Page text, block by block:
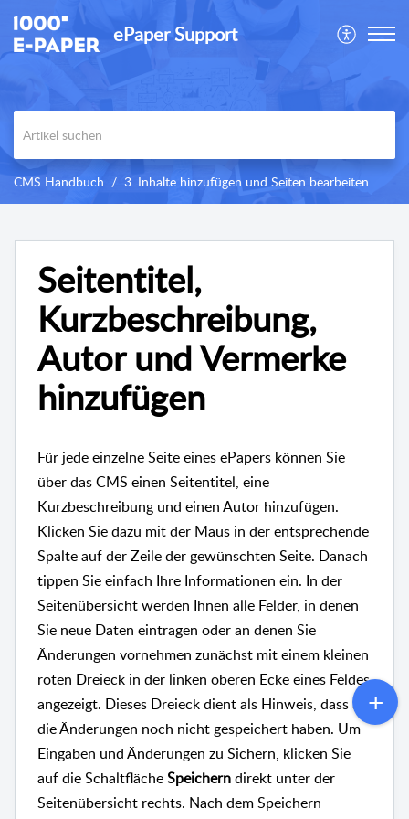
ePaper Support
CMS Handbuch 3. Inhalte hinzufügen und Seiten bearbeiten
Seitentitel,
Kurzbeschreibung,
Autor und Vermerke
hinzufügen
Für jede einzelne Seite eines ePapers können Sie
über das CMS einen Seitentitel, eine
Kurzbeschreibung und einen Autor hinzufügen.
Klicken Sie dazu mit der Maus in der entsprechende
Spalte auf der Zeile der gewünschten Seite. Danach
tippen Sie einfach Ihre Informationen ein. In der
Seitenübersicht werden Ihnen alle Felder, in denen
Sie neue Daten eintragen oder an denen Sie
Änderungen vornehmen zunächst mit einem kleinen
roten Dreieck in der linken oberen Ecke eines Feldes
angezeigt. Dieses Dreieck dient als Hinweis, dass Sie
die Änderungen noch nicht gespeichert haben. Um
Eingaben und Änderungen zu Sichern, klicken Sie
auf die SchaltflächeSpeicherndirekt unter der
Seitenübersicht rechts. Nach dem Speichern